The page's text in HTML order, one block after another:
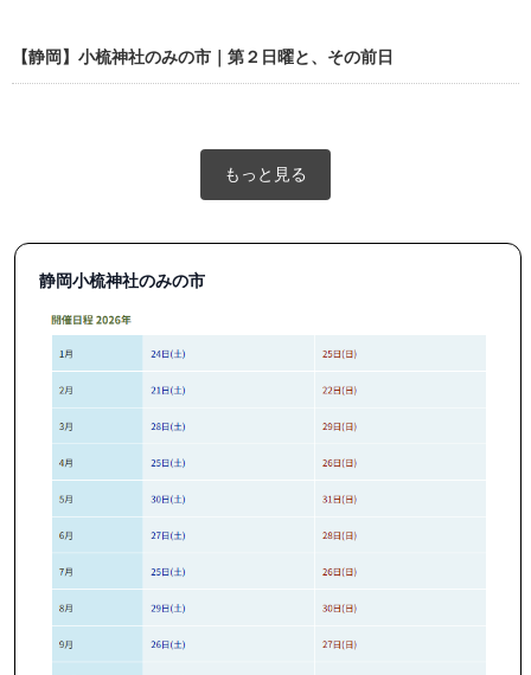
【静岡】小梳神社のみの市｜第２日曜と、その前日
もっと見る
静岡小梳神社のみの市